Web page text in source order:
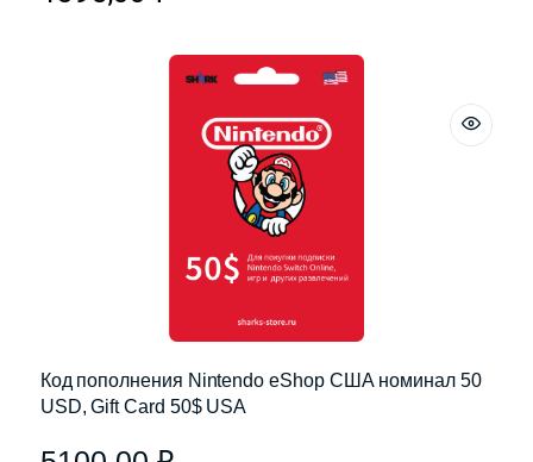
Код пополнения Nintendo eShop США номинал 50
USD, Gift Card 50$ USA